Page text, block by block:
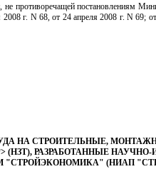
противоречащей постановлениям
2008 г. N 68, от 24 апреля 2008 г. N 69;
НА СТРОИТЕЛЬНЫЕ,
(НЗТ), РАЗРАБОТАННЫЕ
(НИАП